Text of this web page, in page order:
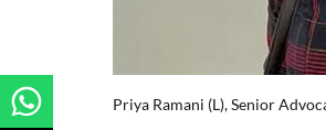
Priya Ramani (L), Senior